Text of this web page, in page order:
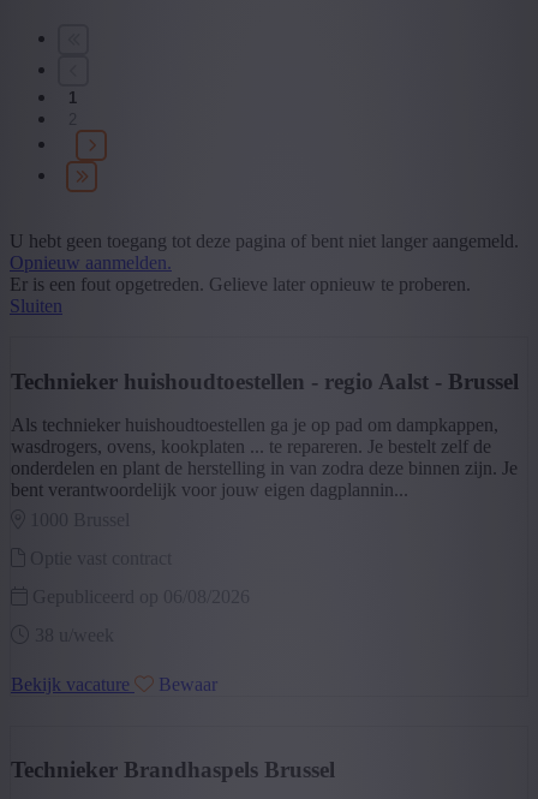
Postcode of gemeente
Mijn gekozen filters
Wis alle filters
Specialisatie: Technics
Specialisatie
Technics
+ Toon meer
- Toon minder
Provincie
Brussels Hoofdstedelijk Gewest (13)
Sector
Andere
Metaal
Diensten(1)
Retail / kleinhandel(1)
1
U hebt geen toegang tot deze pagina of bent niet langer aangemeld.
Opnieuw aanmelden.
Er is een fout opgetreden. Gelieve later opnieuw te proberen.
Sluiten
Technieker huishoudtoestellen - regio Aalst - Brussel
Als technieker huishoudtoestellen ga je op pad om dampkappen,
wasdrogers, ovens, kookplaten ... te repareren. Je bestelt zelf de
onderdelen en plant de herstelling in van zodra deze binnen zijn. Je
bent verantwoordelijk voor jouw eigen dagplannin...
1000 brussel
Optie vast contract
Gepubliceerd op 06/08/2026
Bekijk vacature Bewaar
Technieker Brandhaspels Brussel